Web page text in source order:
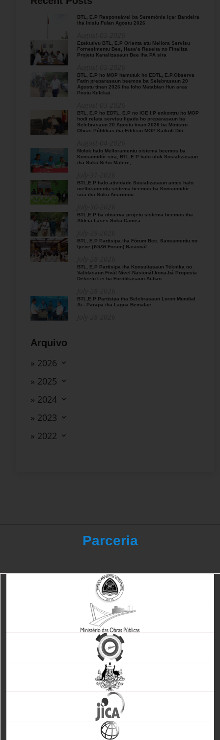
BTL, E.P Responsável ba Seremónia Içar Bandeira
iha Inísiu Fulan Agostu 2026
Ezekutivu BTL, E.P Orienta atu Mellora Servisu
Fornesimentu Bee, Hasa’e Reseita no Finaliza
Projetu Kanalizasaun Bee iha PA sira
BTL, E.P ho MOP hamutuk ho EDTL, E.P,Observa
Fatin preparasaun beemos ba Selebrasaun 20
Agostu tinan 2026 iha foho Matabian Hun area
Postu Kelekai.
BTL, E.P ho EDTL, E.P no IGE I.P enkontru ho MOP
hodi relata servisu ligadu ho preparasaun ba
Selebrasaun 20 Agostu tinan 2026 ba Ministro
Obras Públikas iha Edifisiu MOP Kaikoli Dili.
Molok halo Melloramentu sistema beemos ba
Konsumidór sira, BTL,E.P halo uluk Sosializasaun
iha Suku Seloi Malere,
BTL,E.P halo atividade Sosializasaun antes halo
melloramentu sistema beemos ba Konsumidór
sira iha Suku Aisirimou.
BTL,E.P ba observa projetu sistema beemos iha
Aldeia Lases Suku Camea.
BTL, E.P Partisipa iha Fórum Bee, Saneamentu no
Ijiene (𝑊𝐴𝑆𝐻 Forum) Nasionál
BTL, E.P Partisipa iha Konsultasaun Téknika no
Validasaun Finál Nível Nasionál kona-bá Proposta
Dekretu Lei ba Fortifikasaun Ai-han
BTL,E.P Partisipa iha Selebrasaun Loron Mundial
Ai - Parapa iha Lagoa Bemalae.
Arquivo
» 2026
» 2025
» 2024
» 2023
» 2022
Parceria